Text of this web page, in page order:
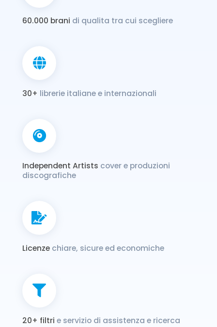
60.000 brani di qualita tra cui scegliere
30+ librerie italiane e internazionali
Independent Artists cover e produzioni
discografiche
Licenze chiare, sicure ed economiche
20+ filtri e servizio di assistenza e ricerca